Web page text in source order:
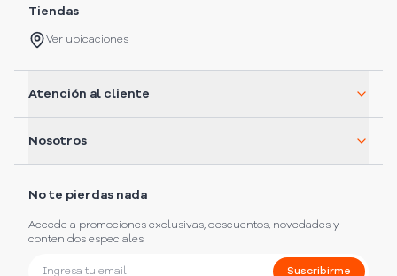
Tiendas
Ver ubicaciones
Atención al cliente
Nosotros
No te pierdas nada
Accede a promociones exclusivas, descuentos, novedades y
contenidos especiales
Suscribirme